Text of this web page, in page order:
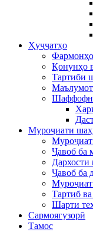
Ҳуҷҷатҳо
Қонунҳо
Тартиби
Муроҷиати
Ҷавоб ба
Дархости
Ҷавоб ба
Муроҷиат
Тартиб
Шарти
Сармоягузорӣ
Тамос